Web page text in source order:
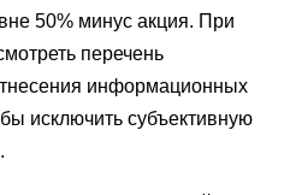
50% минус акция. При
перечень
информационных
исключить субъективную